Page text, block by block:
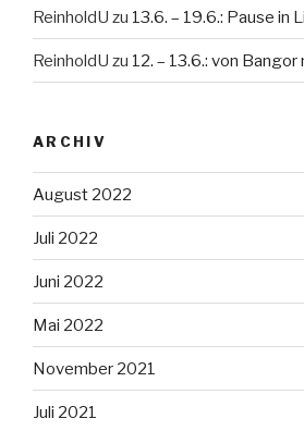
ReinholdU zu 13.6. – 19.6.: Pause in
ReinholdU zu 12. – 13.6.: von
ARCHIV
August 2022
Juli 2022
Juni 2022
Mai 2022
November 2021
Juli 2021